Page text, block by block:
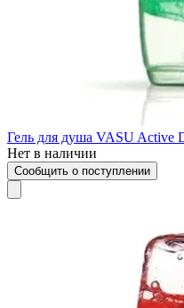
Гель для душа VASU Active
Нет в наличии
Сообщить о поступлении